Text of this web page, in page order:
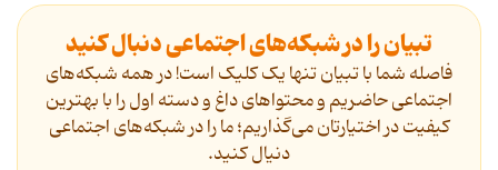
تبیان را در شبکه‌های اجتماعی دنبال کنید
فاصله شما با تبیان تنها یک کلیک است! در همه شبکه‌های
اجتماعی حاضریم و محتواهای داغ و دسته اول را با بهترین
کیفیت در اختیارتان می‌گذاریم؛ ما را در شبکه‌های اجتماعی
دنیال کنید.